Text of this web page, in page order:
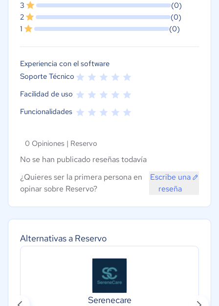
Alternativas a Reservo
Serenecare
3
(0)
2
(0)
1
(0)
Experiencia con el software
Soporte Técnico
Facilidad de uso
Funcionalidades
0 Opiniones | Reservo
No se han publicado reseñas todavía
¿Quieres ser la primera persona en
opinar sobre Reservo?
Escribe una
reseña